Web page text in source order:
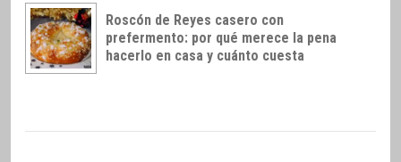
Roscón de Reyes casero con
prefermento: por qué merece la pena
hacerlo en casa y cuánto cuesta